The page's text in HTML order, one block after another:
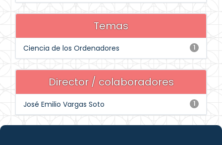
Temas
1
Ciencia de los Ordenadores
Director / colaboradores
1
José Emilio Vargas Soto